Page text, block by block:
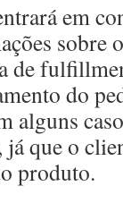
em
sobre
de
do
alguns
que o
produto.